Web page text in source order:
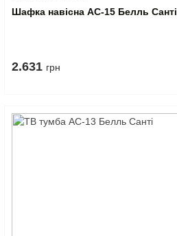
Шафка навісна АС-15 Белль Санті
2.631 грн